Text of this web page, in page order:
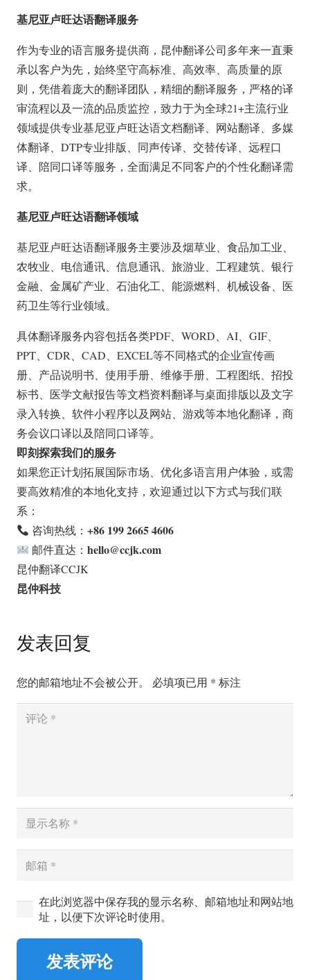
基尼亚卢旺达语翻译服务
作为专业的语言服务提供商，昆仲翻译公司多年来一直秉
承以客户为先，始终坚守高标准、高效率、高质量的原
则，凭借着庞大的翻译团队，精细的翻译服务，严格的译
审流程以及一流的品质监控，致力于为全球21+主流行业
领域提供专业基尼亚卢旺达语文档翻译、网站翻译、多媒
体翻译、DTP专业排版、同声传译、交替传译、远程口
译、陪同口译等服务，全面满足不同客户的个性化翻译需
求。
基尼亚卢旺达语翻译领域
基尼亚卢旺达语翻译服务主要涉及烟草业、食品加工业、
农牧业、电信通讯、信息通讯、旅游业、工程建筑、银行
金融、金属矿产业、石油化工、能源燃料、机械设备、医
药卫生等行业领域。
具体翻译服务内容包括各类PDF、WORD、AI、GIF、
PPT、CDR、CAD、EXCEL等不同格式的企业宣传画
册、产品说明书、使用手册、维修手册、工程图纸、招投
标书、医学文献报告等文档资料翻译与桌面排版以及文字
录入转换、软件小程序以及网站、游戏等本地化翻译，商
务会议口译以及陪同口译等。
即刻探索我们的服务
如果您正计划拓展国际市场、优化多语言用户体验，或需
要高效精准的本地化支持，欢迎通过以下方式与我们联
系：
咨询热线：+86 199 2665 4606
邮件直达：hello@ccjk.com
昆仲翻译CCJK
昆仲科技
发表回复
您的邮箱地址不会被公开。 必填项已用 * 标注
在此浏览器中保存我的显示名称、邮箱地址和网站地
址，以便下次评论时使用。
发表评论